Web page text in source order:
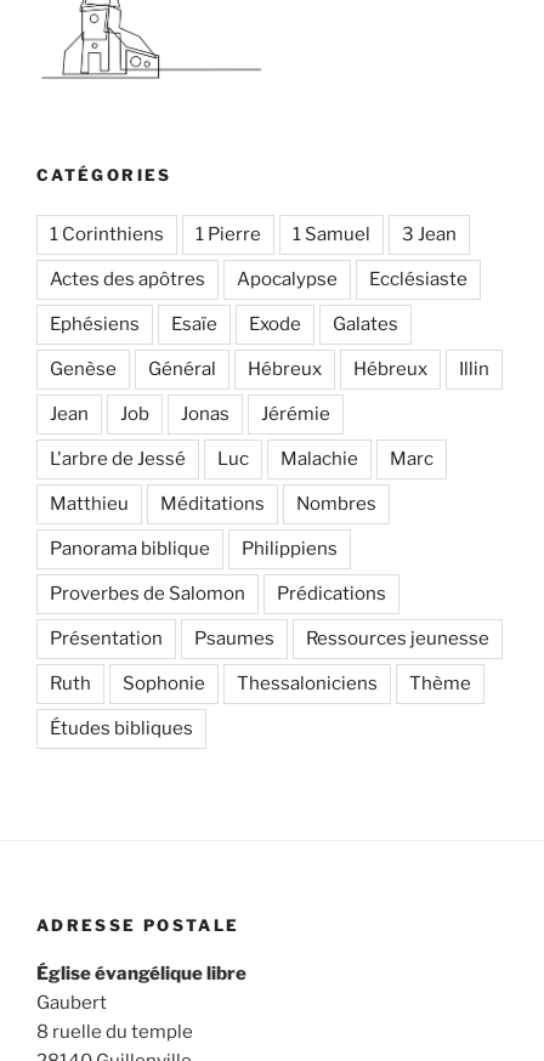
CATÉGORIES
1 Corinthiens 1 Pierre 1 Samuel 3 Jean
Actes des apôtres Apocalypse Ecclésiaste
Ephésiens Esaïe Exode Galates
Genèse Général Hébreux Hébreux Illin
Jean Job Jonas Jérémie
L'arbre de Jessé Luc Malachie Marc
Matthieu Méditations Nombres
Panorama biblique Philippiens
Proverbes de Salomon Prédications
Présentation Psaumes Ressources jeunesse
Ruth Sophonie Thessaloniciens Thème
Études bibliques
ADRESSE POSTALE
Église évangélique libre
Gaubert
8 ruelle du temple